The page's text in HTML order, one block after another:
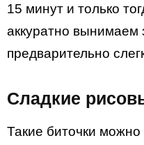
15 минут и только
аккуратно вынимаем
предварительно
Сладкие
Такие биточки можно